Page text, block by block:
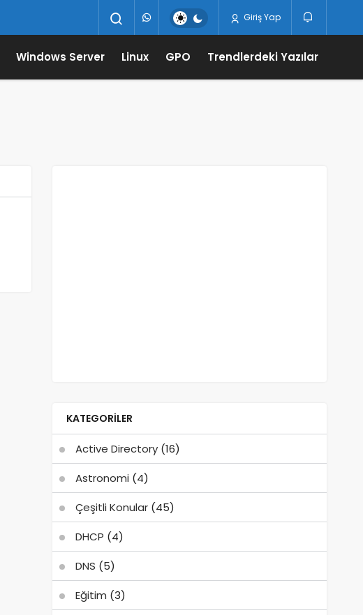
Giriş Yap
Windows Server Linux GPO Trendlerdeki Yazılar
KATEGORILER
Active Directory(16)
Astronomi (4)
Çeşitli Konular(45)
DHCP (4)
DNS (5)
Eğitim (3)